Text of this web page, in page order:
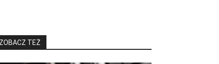
ZOBACZ TEŻ